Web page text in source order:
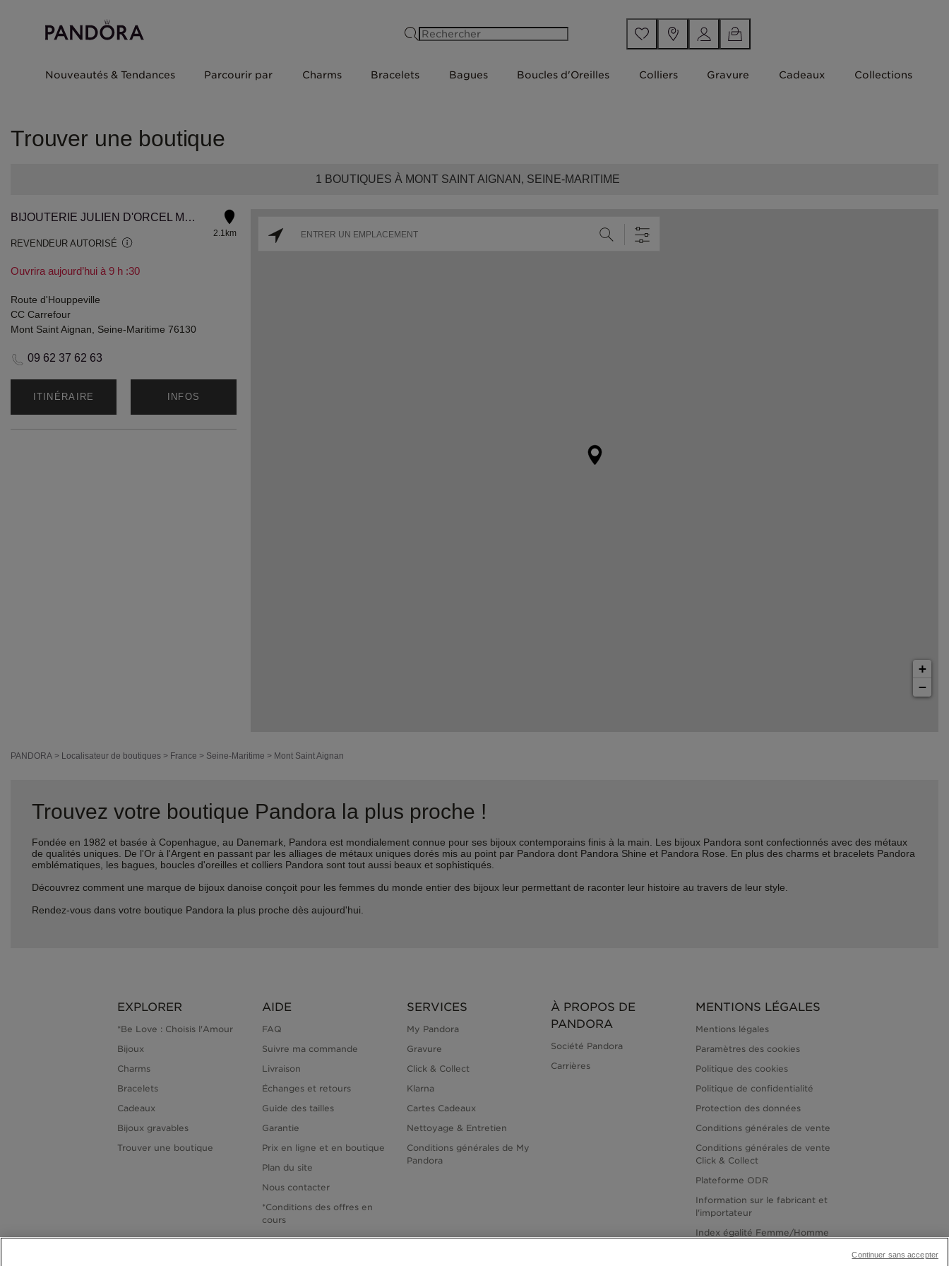
Nouveautés & Tendances Parcourir par Charms Bracelets Bagues Boucles d'Oreilles Colliers Gravure Cadeaux Collections
Trouver une boutique
1 BOUTIQUES À MONT SAINT AIGNAN, SEINE-MARITIME
BIJOUTERIE JULIEN D'ORCEL MONT SAINT AIGNAN
REVENDEUR AUTORISÉ
Ouvrira aujourd’hui à 9 h :30
2.1km
Route d'Houppeville
CC Carrefour
Mont Saint Aignan, Seine-Maritime 76130
09 62 37 62 63
ITINÉRAIRE INFOS
+
−
PANDORA > Localisateur de boutiques > France > Seine-Maritime > Mont Saint Aignan
Trouvez votre boutique Pandora la plus proche !
Fondée en 1982 et basée à Copenhague, au Danemark, Pandora est mondialement connue pour ses bijoux contemporains finis à la main. Les bijoux Pandora sont confectionnés avec des métaux
de qualités uniques. De l'Or à l'Argent en passant par les alliages de métaux uniques dorés mis au point par Pandora dont Pandora Shine et Pandora Rose. En plus des charms et bracelets Pandora
emblématiques, les bagues, boucles d'oreilles et colliers Pandora sont tout aussi beaux et sophistiqués.
Découvrez comment une marque de bijoux danoise conçoit pour les femmes du monde entier des bijoux leur permettant de raconter leur histoire au travers de leur style.
Rendez-vous dans votre boutique Pandora la plus proche dès aujourd'hui.
EXPLORER
*Be Love : Choisis l'Amour
Bijoux
Charms
Bracelets
Cadeaux
Bijoux gravables
Trouver une boutique
AIDE
FAQ
Suivre ma commande
Livraison
Échanges et retours
Guide des tailles
Garantie
Prix en ligne et en boutique
Plan du site
Nous contacter
*Conditions des offres en
cours
SERVICES
My Pandora
Gravure
Click & Collect
Klarna
Cartes Cadeaux
Nettoyage & Entretien
Conditions générales de My
Pandora
À PROPOS DE
PANDORA
Société Pandora
Carrières
MENTIONS LÉGALES
Mentions légales
Paramètres des cookies
Politique des cookies
Politique de confidentialité
Protection des données
Conditions générales de vente
Conditions générales de vente
Click & Collect
Plateforme ODR
Information sur le fabricant et
l'importateur
Index égalité Femme/Homme
Continuer sans accepter